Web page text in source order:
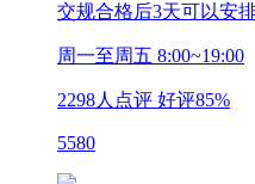
交规合格后3天可以安
周一至周五 8:00~19:00
2298人点评 好评85%
5580